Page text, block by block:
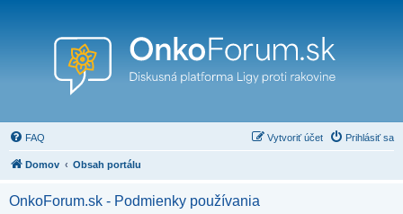
FAQ Prihlásiť sa
Vytvoriť účet
Domov Obsah portálu
OnkoForum.sk - Podmienky používania